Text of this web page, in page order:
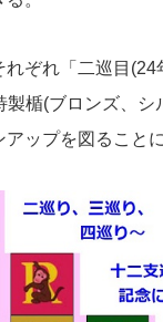
ぞれ「二巡目
楯(ブロンズ、シ
ップを図ることに